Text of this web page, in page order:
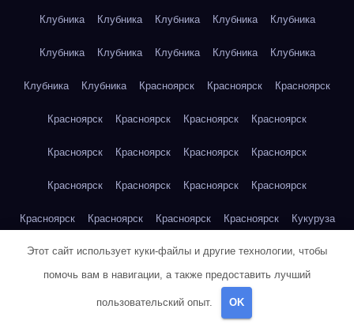
Клубника Клубника Клубника Клубника Клубника
Клубника Клубника Клубника Клубника Клубника
Клубника Клубника Красноярск Красноярск Красноярск
Красноярск Красноярск Красноярск Красноярск
Красноярск Красноярск Красноярск Красноярск
Красноярск Красноярск Красноярск Красноярск
Красноярск Красноярск Красноярск Красноярск Кукуруза
Кукуруза Кукуруза Кукуруза Кукуруза Кукуруза
Кукуруза
Куриная грудка
Этот сайт использует куки-файлы и другие технологии, чтобы
помочь вам в навигации, а также предоставить лучший
пользовательский опыт. OK